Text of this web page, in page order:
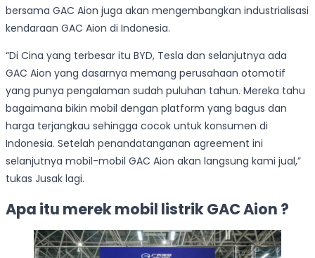
bersama GAC Aion juga akan mengembangkan industrialisasi
kendaraan GAC Aion di Indonesia.
“Di Cina yang terbesar itu BYD, Tesla dan selanjutnya ada
GAC Aion yang dasarnya memang perusahaan otomotif
yang punya pengalaman sudah puluhan tahun. Mereka tahu
bagaimana bikin mobil dengan platform yang bagus dan
harga terjangkau sehingga cocok untuk konsumen di
Indonesia. Setelah penandatanganan agreement ini
selanjutnya mobil-mobil GAC Aion akan langsung kami jual,”
tukas Jusak lagi.
Apa itu merek mobil listrik GAC Aion ?